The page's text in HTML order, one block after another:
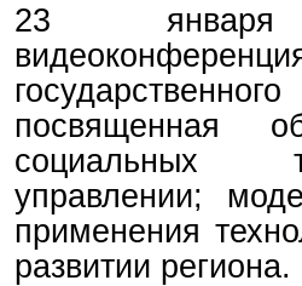
23
посвященная
социальных
управлении;
применения
развитии региона.